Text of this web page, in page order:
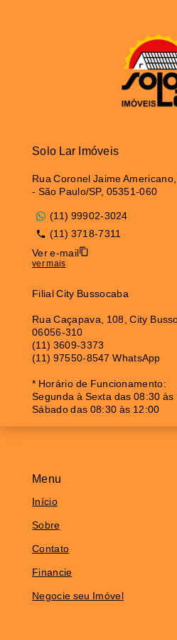
Menu
Início
Sobre
Contato
Financie
Negocie seu Imóvel
Solo Lar Imóveis
Rua Coronel Jaime
- São Paulo/SP, 05351-060
(11) 99902-3024
(11) 3718-7311
Ver e-mail
ver mais
Filial City Bussocaba
Rua Caçapava, 108, City
06056-310
(11) 3609-3373
(11) 97550-8547 WhatsApp
* Horário de Funcionamento:
Segunda à Sexta das 08:30 às
Sábado das 08:30 às 12:00